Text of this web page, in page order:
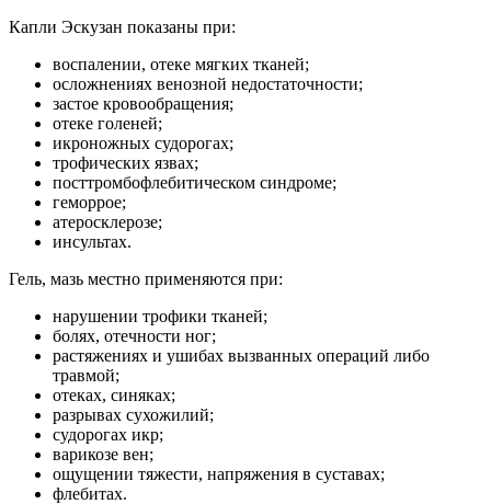
Капли Эскузан показаны при:
воспалении, отеке мягких тканей;
осложнениях венозной недостаточности;
застое кровообращения;
отеке голеней;
икроножных судорогах;
трофических язвах;
посттромбофлебитическом синдроме;
геморрое;
атеросклерозе;
инсультах.
Гель, мазь местно применяются при:
нарушении трофики тканей;
болях, отечности ног;
растяжениях и ушибах вызванных операций либо
травмой;
отеках, синяках;
разрывах сухожилий;
судорогах икр;
варикозе вен;
ощущении тяжести, напряжения в суставах;
флебитах.